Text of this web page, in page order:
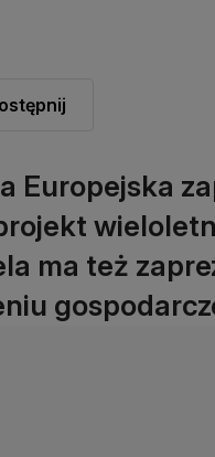
Europejska
ma też